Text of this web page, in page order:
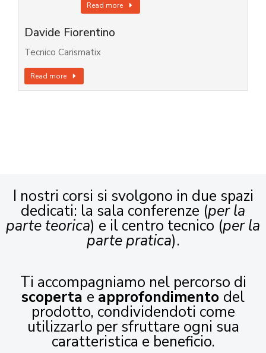
Read more
Davide Fiorentino
Tecnico Carismatix
Read more
I nostri corsi si svolgono in due spazi
dedicati: la sala conferenze (per la
parte teorica) e il centro tecnico (per la
parte pratica).
Ti accompagniamo nel percorso di
scoperta e approfondimento del
prodotto, condividendoti come
utilizzarlo per sfruttare ogni sua
caratteristica e beneficio.